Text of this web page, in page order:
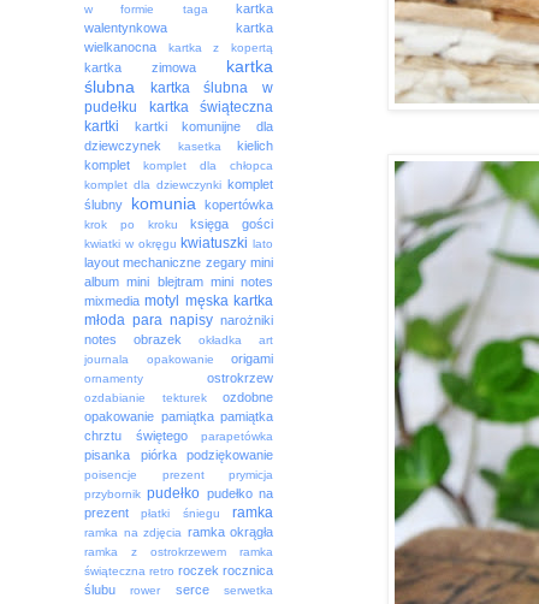
w formie taga
kartka
walentynkowa
kartka
wielkanocna
kartka z kopertą
kartka zimowa
kartka
ślubna
kartka ślubna w
pudełku
kartka świąteczna
kartki
kartki komunijne dla
dziewczynek
kasetka
kielich
komplet
komplet dla chłopca
komplet dla dziewczynki komplet
ślubny
komunia kopertówka
krok po kroku księga gości
kwiatki w okręgu kwiatuszki lato
layout mechaniczne zegary mini
album mini blejtram mini notes
mixmedia motyl męska kartka
młoda para napisy narożniki
notes
obrazek
okładka art
journala
opakowanie origami
ornamenty ostrokrzew
ozdabianie tekturek
ozdobne
opakowanie pamiątka pamiątka
chrztu świętego
parapetówka
pisanka piórka podziękowanie
poisencje prezent
prymicja
przybornik pudełko pudełko na
prezent
płatki śniegu ramka
ramka na zdjęcia ramka okrągła
ramka z ostrokrzewem
ramka
świąteczna retro roczek rocznica
ślubu
rower serce
serwetka